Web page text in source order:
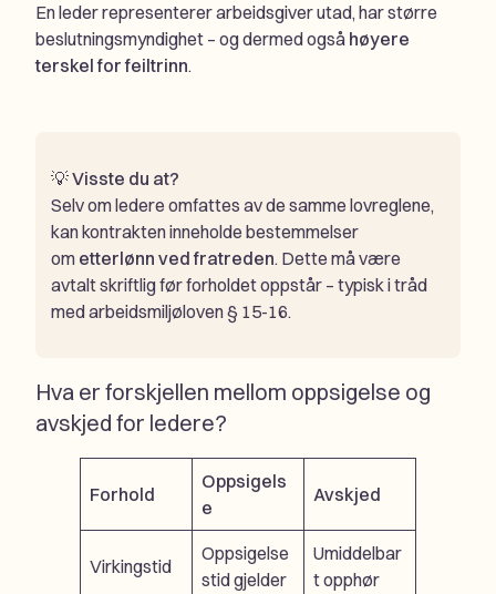
En leder representerer arbeidsgiver utad, har større
beslutningsmyndighet – og dermed også høyere
terskel for feiltrinn.
💡Visste du at?
Selv om ledere omfattes av de samme lovreglene,
kan kontrakten inneholde bestemmelser
om etterlønn ved fratreden. Dette må være
avtalt skriftlig før forholdet oppstår – typisk i tråd
med arbeidsmiljøloven § 15-16.
Hva er forskjellen mellom oppsigelse og
avskjed for ledere?
Forhold
Oppsigels
e
Avskjed
Virkingstid
Oppsigelse
stid gjelder
Umiddelbar
t opphør